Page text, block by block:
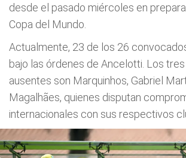
desde el pasado miércoles en
Copa del Mundo.
Actualmente, 23 de los 26
bajo las órdenes de Ancelotti. Los
ausentes son Marquinhos, Gabriel
Magalhães, quienes disputan
internacionales con sus respectivos